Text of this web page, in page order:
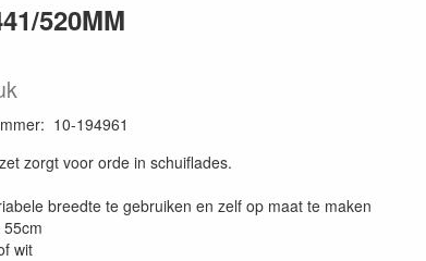
520MM
: 10-194961
zorgt voor orde in schuiflades.
breedte te gebruiken en zelf op maat te maken
wit